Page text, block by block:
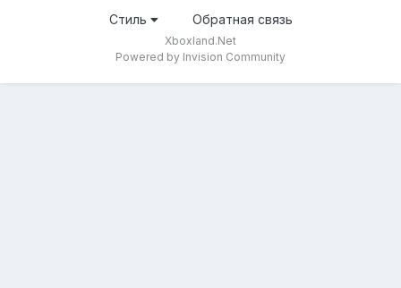
Стиль Обратная связь
Xboxland.Net
Powered by Invision Community